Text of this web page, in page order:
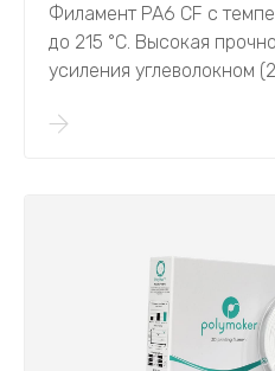
Филамент PA6 CF с
до 215 °C. Высокая
усиления углеволокном